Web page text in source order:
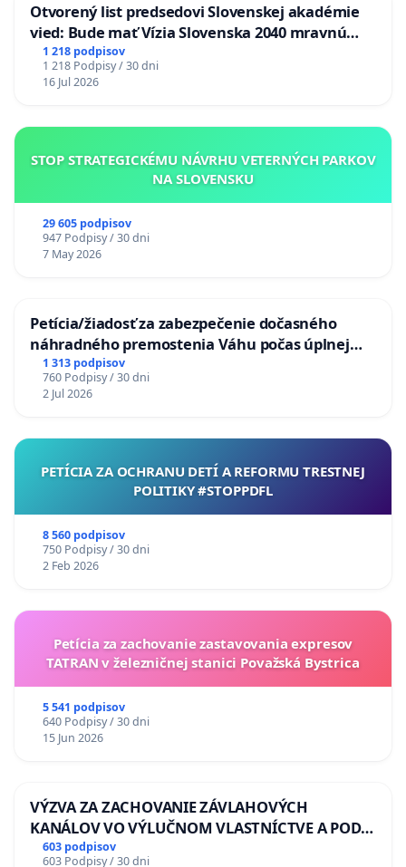
Otvorený list predsedovi Slovenskej akadémie
vied: Bude mať Vízia Slovenska 2040 mravnú
chrbticu?
1 218 podpisov
1 218 Podpisy / 30 dni
16 Jul 2026
STOP STRATEGICKÉMU NÁVRHU VETERNÝCH PARKOV
NA SLOVENSKU
29 605 podpisov
947 Podpisy / 30 dni
7 May 2026
Petícia/žiadosť za zabezpečenie dočasného
náhradného premostenia Váhu počas úplnej
uzávery Vážskeho mosta v Komárne
1 313 podpisov
760 Podpisy / 30 dni
2 Jul 2026
PETÍCIA ZA OCHRANU DETÍ A REFORMU TRESTNEJ
POLITIKY #STOPPDFL
8 560 podpisov
750 Podpisy / 30 dni
2 Feb 2026
Petícia za zachovanie zastavovania expresov
TATRAN v železničnej stanici Považská Bystrica
5 541 podpisov
640 Podpisy / 30 dni
15 Jun 2026
VÝZVA ZA ZACHOVANIE ZÁVLAHOVÝCH
KANÁLOV VO VÝLUČNOM VLASTNÍCTVE A POD
KONTROLOU SLOVENSKEJ REPUBLIKY & žiadosť
603 podpisov
603 Podpisy / 30 dni